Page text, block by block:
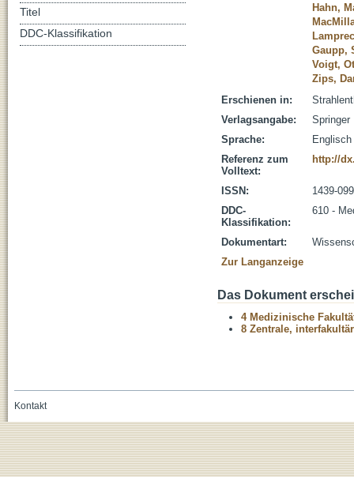
Hahn,
Gaupp,
Voigt,
Zips,
Erschienen in:
Verlagsangabe:
Springer
Sprache:
Englisch
Referenz zum
Volltext:
http://
ISSN:
1439-
DDC-
Klassifikation:
610 -
Dokumentart:
Zur Langanzeige
Das Dokument
4 Medizinische
8 Zentrale,
Titel
DDC-Klassifikation
Kontakt